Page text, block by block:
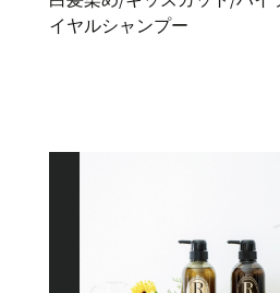
イヤルシャンプー